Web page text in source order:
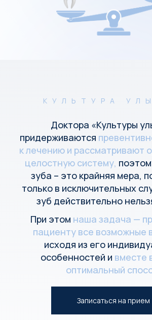
КУЛЬТУРА
При этом наша задача —
пациенту все возможные
исходя из его
особенностей и вместе
оптимальный
Доктора «Культуры
придерживаются
к лечению и рассматривают
целостную систему,
зуба – это крайняя мера,
только в исключительных
зуб действительно
Записаться на прием